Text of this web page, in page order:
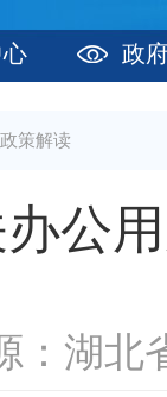
政
政策解读
办公
：湖北